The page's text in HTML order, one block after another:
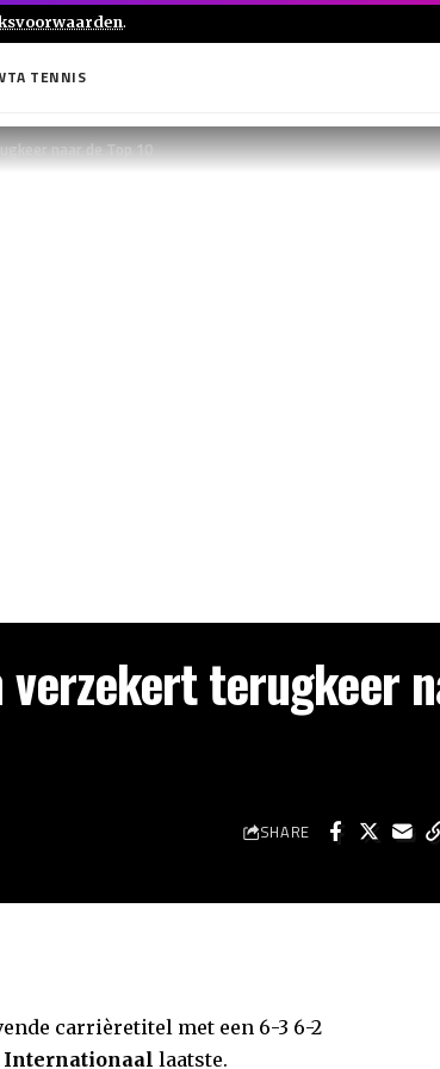
.
TENNIS
naar de Top 10
terugkeer
SHARE
carrièretitel met een 6-3 6-2
Internationaal laatste.